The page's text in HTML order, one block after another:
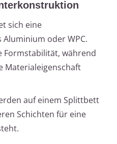
sich eine
oder WPC.
während
Materialeigenschaft
auf einem Splittbett
Schichten für eine